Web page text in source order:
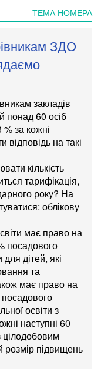
ТЕМА НОМЕРА
ЗДО
закладів
понад 60 осіб
за кожні
відповідь на такі
кількість
тарифікація,
року? На
облікову
має право на
посадового
дітей, які
та
має право на
освіти з
наступні 60
цілодобовим
розмір підвищень